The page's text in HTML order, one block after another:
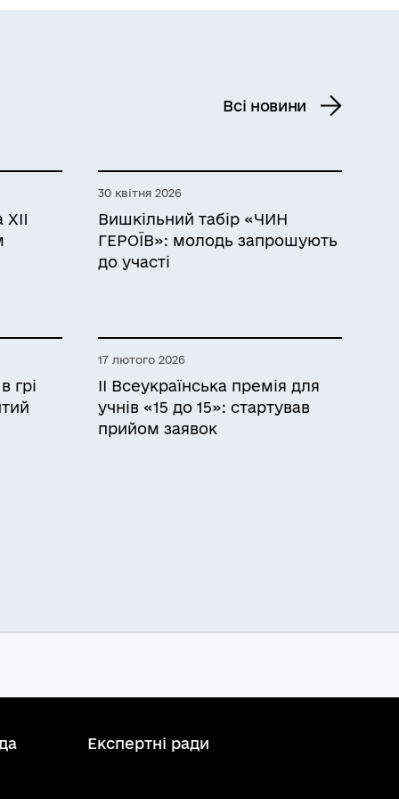
Всі новини
XII
30 квітня 2026
Вишкільний табір «ЧИН
ГЕРОЇВ»: молодь запрошують
до участі
грі
17 лютого 2026
ІІ Всеукраїнська премія для
учнів «15 до 15»: стартував
прийом заявок
Експертні ради